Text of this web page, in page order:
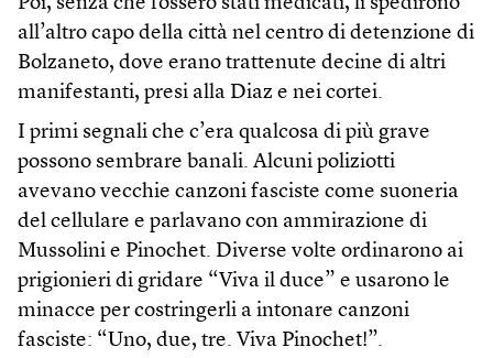
all’altro capo della città nel centro di detenzione di
Bolzaneto, dove erano trattenute decine di altri
manifestanti, presi alla Diaz e nei cortei.
I primi segnali che c’era qualcosa di più grave
possono sembrare banali. Alcuni poliziotti
avevano vecchie canzoni fasciste come suoneria
del cellulare e parlavano con ammirazione di
Mussolini e Pinochet. Diverse volte ordinarono ai
prigionieri di gridare “Viva il duce” e usarono le
minacce per costringerli a intonare canzoni
fasciste: “Uno, due, tre. Viva Pinochet!”.